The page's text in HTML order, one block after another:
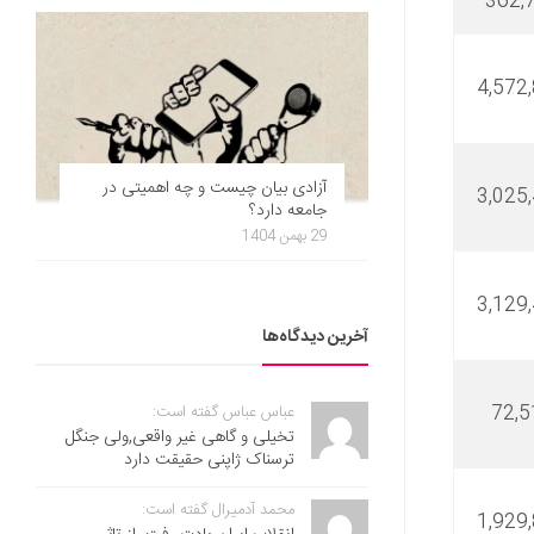
آزادی بیان چیست و چه اهمیتی در
جامعه دارد؟
29 بهمن 1404
آخرین دیدگاه‌ها
عباس عباس گفته است:
تخیلی و گاهی غیر واقعی,ولی جنگل
ترسناک ژاپنی حقیقت دارد
محمد آدمیرال گفته است: